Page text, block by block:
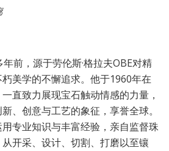
前，源于劳伦斯·格拉夫OBE对精
美学的不懈追求。他于1960年在
直致力展现宝石触动情感的力量，
、创意与工艺的象征，享誉全球。
专业知识与丰富经验，亲自监督珠
开采、设计、切割、打磨以至镶